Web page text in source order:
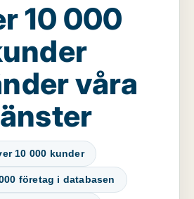
10 000
våra
10 000 kunder
företag i databasen